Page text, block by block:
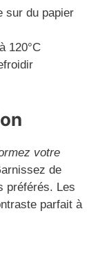
sur du papier
120°C
votre
de
préférés. Les
parfait à